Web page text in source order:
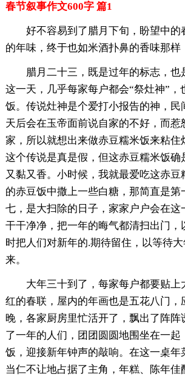
春节叙事作文600字 篇1
好不容易到了腊月下旬，盼望中的
的年味，终于也如米酒扑鼻的香味那样
腊月二十三，既是过年的标志，也
这一天，几乎每家每户都会“祭灶神”，
饭。传说灶神是个爱打小报告的神，民
天后会在玉帝面前说自家的不好，而惹
家，所以就想出来做赤豆糯米饭来粘住
这个传说是真是假，但这赤豆糯米饭确
又黏又香。小时候，我就最爱吃这赤豆
的赤豆饭中撒上一些白糖，那简直是第
七，是大扫除的日子，家家户户会在这
干干净净，把一年的晦气都清扫出门，
时把人们对新年的.期待留住，以等待
来。
大年三十到了，每家每户都要贴上
红的春联，屋内的年画也是五花八门，
晚，各家厨房里忙活开了，飘出了阵阵
了一年的人们，团团圆圆地围坐在一起
饭，迎接新年钟声的敲响。在这一桌年
当仁不让地占据了主角，年糕、陈年佳